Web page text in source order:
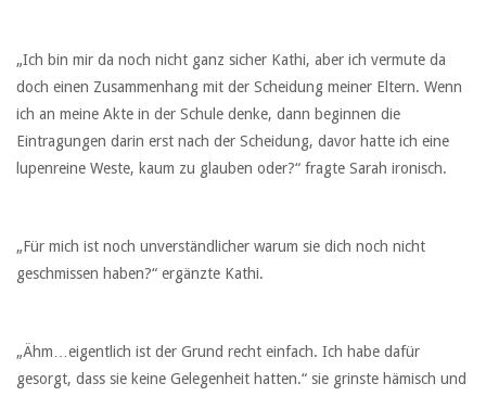
„Ich bin mir da noch nicht ganz sicher Kathi, aber ich vermute da
doch einen Zusammenhang mit der Scheidung meiner Eltern. Wenn
ich an meine Akte in der Schule denke, dann beginnen die
Eintragungen darin erst nach der Scheidung, davor hatte ich eine
lupenreine Weste, kaum zu glauben oder?“ fragte Sarah ironisch.
„Für mich ist noch unverständlicher warum sie dich noch nicht
geschmissen haben?“ ergänzte Kathi.
„Ähm…eigentlich ist der Grund recht einfach. Ich habe dafür
gesorgt, dass sie keine Gelegenheit hatten.“ sie grinste hämisch und